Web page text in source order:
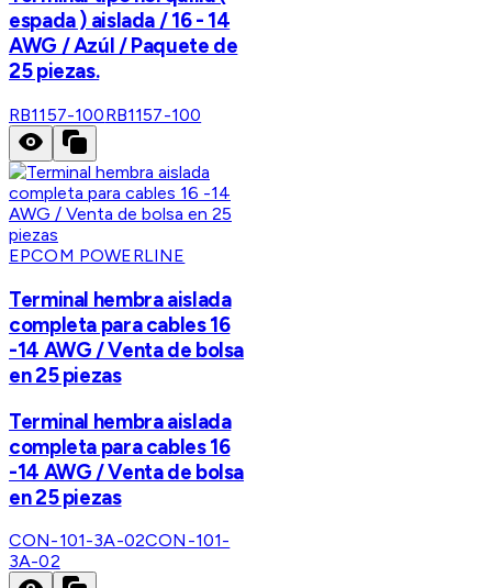
espada ) aislada / 16 - 14
AWG / Azúl / Paquete de
25 piezas.
RB1157-100RB1157-100
EPCOM POWERLINE
Terminal hembra aislada
completa para cables 16
-14 AWG / Venta de bolsa
en 25 piezas
Terminal hembra aislada
completa para cables 16
-14 AWG / Venta de bolsa
en 25 piezas
CON-101-3A-02CON-101-
3A-02